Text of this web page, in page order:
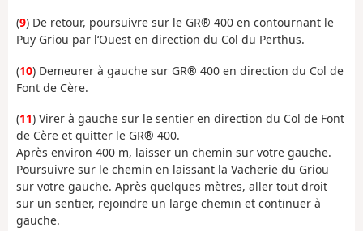
(9) De retour, poursuivre sur le GR® 400 en contournant le
Puy Griou par l‘Ouest en direction du Col du Perthus.
(10) Demeurer à gauche sur GR® 400 en direction du Col de
Font de Cère.
(11) Virer à gauche sur le sentier en direction du Col de Font
de Cère et quitter le GR® 400.
Après environ 400 m, laisser un chemin sur votre gauche.
Poursuivre sur le chemin en laissant la Vacherie du Griou
sur votre gauche. Après quelques mètres, aller tout droit
sur un sentier, rejoindre un large chemin et continuer à
gauche.